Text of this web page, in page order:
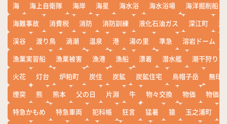
海
海上自衛隊 海岸 海星 海水浴 海水浴場
海洋掘削船
海難事故
消費税 消防 消防訓練 液化石油ガス 深江町
淵
渓谷
渡り鳥 渦潮 温泉 港 湯の里 準急 溶岩ドーム
漁業実習船
漁業被害 漁港 漁船 漂着 潜水艦
潮干狩り
火花
灯台 炉粕町 炭住 炭鉱 炭鉱住宅 烏帽子岳
無印
煙突
熊 熊本 父の日 片淵 牛 物々交換 物価
物価高
特急かもめ
特急車両 犯科帳 狂言 猛暑 猿 玉之浦町